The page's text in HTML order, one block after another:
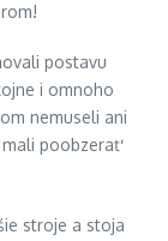
postavu
i omnoho
nemuseli ani
poobzerať
stroje a stoja